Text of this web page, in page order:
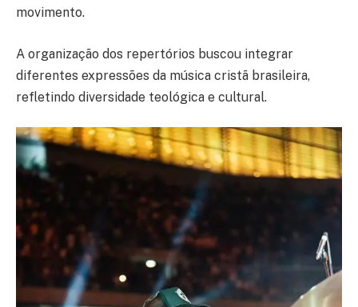
movimento.
A organização dos repertórios buscou integrar
diferentes expressões da música cristã brasileira,
refletindo diversidade teológica e cultural.